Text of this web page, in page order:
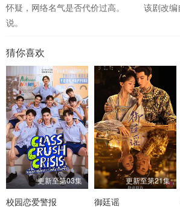
怀疑，网络名气是否代价过高。 该剧改编
说。
猜你喜欢
更新至第03集
校园恋爱警报
更新至第21集
御廷谣